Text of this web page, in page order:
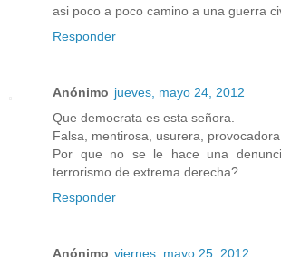
asi poco a poco camino a una guerra
Responder
Anónimo jueves, mayo 24, 2012
Que democrata es esta señora.
Falsa, mentirosa, usurera, provocadora.
Por que no se le hace una
terrorismo de extrema derecha?
Responder
Anónimo viernes, mayo 25, 2012